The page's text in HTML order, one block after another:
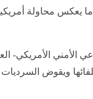
يعكس محاولة
الأمني
ويقوض